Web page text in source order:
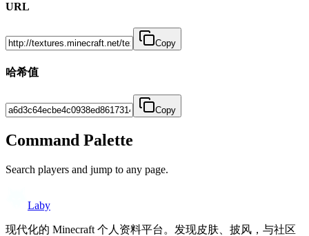
URL
Copy
哈希值
Copy
Command Palette
Search players and jump to any page.
Laby
现代化的 Minecraft 个人资料平台。发现皮肤、披风，与社区